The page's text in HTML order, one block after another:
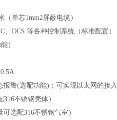
单芯1mm2屏蔽电缆）
DCS 等各种控制系统（标准配置）
）
警(选配功能)；可实现以太网的接入
不锈钢壳体）
选配316不锈钢气室）